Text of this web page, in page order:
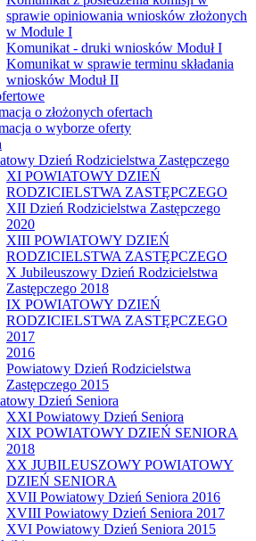
sprawie opiniowania wniosków złożonych
w Module I
Komunikat - druki wniosków Moduł I
Komunikat w sprawie terminu składania
wniosków Moduł II
o złożonych ofertach
o wyborze oferty
Dzień Rodzicielstwa Zastępczego
XI POWIATOWY DZIEŃ
RODZICIELSTWA ZASTĘPCZEGO
XII Dzień Rodzicielstwa Zastępczego
2020
XIII POWIATOWY DZIEŃ
RODZICIELSTWA ZASTĘPCZEGO
X Jubileuszowy Dzień Rodzicielstwa
Zastępczego 2018
IX POWIATOWY DZIEŃ
RODZICIELSTWA ZASTĘPCZEGO
2017
2016
Powiatowy Dzień Rodzicielstwa
Zastępczego 2015
Dzień Seniora
XXI Powiatowy Dzień Seniora
XIX POWIATOWY DZIEŃ SENIORA
2018
XX JUBILEUSZOWY POWIATOWY
DZIEŃ SENIORA
XVII Powiatowy Dzień Seniora 2016
XVIII Powiatowy Dzień Seniora 2017
XVI Powiatowy Dzień Seniora 2015